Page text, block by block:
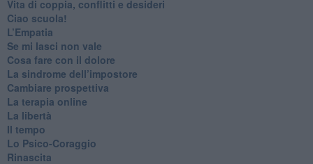
​Vita di coppia, conflitti e desideri
​Ciao scuola!
​L’Empatia
​Se mi lasci non vale
Cosa fare con il dolore
​La sindrome dell’impostore
​Cambiare prospettiva
La terapia online
La libertà
​Il tempo
​Lo Psico-Coraggio
Rinascita